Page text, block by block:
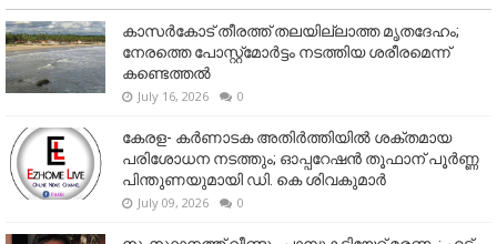
കാസർകോട് തീരത്ത് തലയില്ലാത്ത മൃതദേഹം;
നേരത്തെ പോസ്റ്റ്‌മോർട്ടം നടത്തിയ ശരീരമെന്ന്
കണ്ടെത്തൽ
July 16, 2026 0
കേരള- കർണാടക അതിർത്തിയിൽ ശക്തമായ
പരിശോധന നടത്തും; ഓപ്പറേഷൻ തൂഫാന് പൂർണ്ണ
പിന്തുണയുമായി ഡി. കെ ശിവകുമാർ
July 09, 2026 0